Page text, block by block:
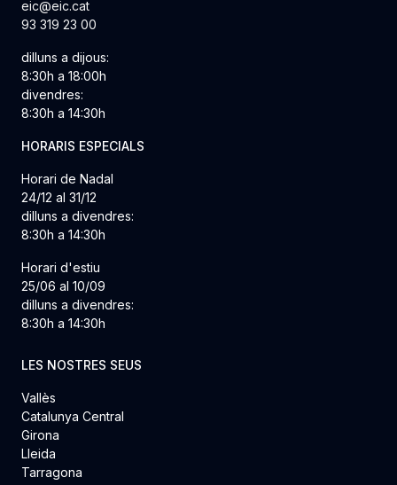
eic@eic.cat
93 319 23 00
dilluns a dijous:
8:30h a 18:00h
divendres:
8:30h a 14:30h
HORARIS ESPECIALS
Horari de Nadal
24/12 al 31/12
dilluns a divendres:
8:30h a 14:30h
Horari d'estiu
25/06 al 10/09
dilluns a divendres:
8:30h a 14:30h
LES NOSTRES SEUS
Vallès
Catalunya Central
Girona
Lleida
Tarragona